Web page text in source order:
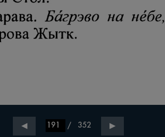
◀ / 352 ▶